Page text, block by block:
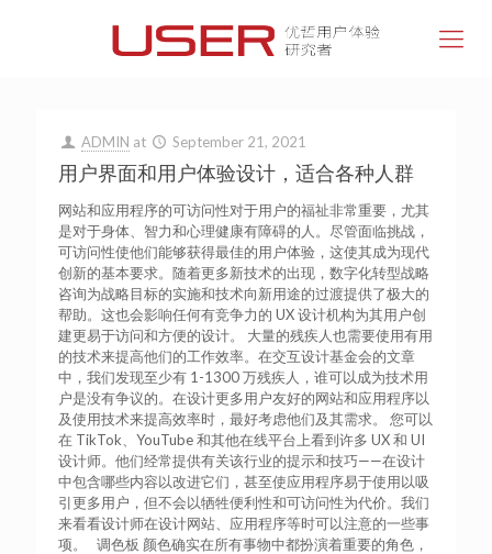
ADMIN at September 21, 2021
用户界面和用户体验设计，适合各种人群
网站和应用程序的可访问性对于用户的福祉非常重要，尤其
是对于身体、智力和心理健康有障碍的人。尽管面临挑战，
可访问性使他们能够获得最佳的用户体验，这使其成为现代
创新的基本要求。随着更多新技术的出现，数字化转型战略
咨询为战略目标的实施和技术向新用途的过渡提供了极大的
帮助。这也会影响任何有竞争力的 UX 设计机构为其用户创
建更易于访问和方便的设计。 大量的残疾人也需要使用有用
的技术来提高他们的工作效率。在交互设计基金会的文章
中，我们发现至少有 1-1300 万残疾人，谁可以成为技术用
户是没有争议的。在设计更多用户友好的网站和应用程序以
及使用技术来提高效率时，最好考虑他们及其需求。 您可以
在 TikTok、YouTube 和其他在线平台上看到许多 UX 和 UI
设计师。他们经常提供有关该行业的提示和技巧——在设计
中包含哪些内容以改进它们，甚至使应用程序易于使用以吸
引更多用户，但不会以牺牲便利性和可访问性为代价。我们
来看看设计师在设计网站、应用程序等时可以注意的一些事
项。 调色板 颜色确实在所有事物中都扮演着重要的角色，